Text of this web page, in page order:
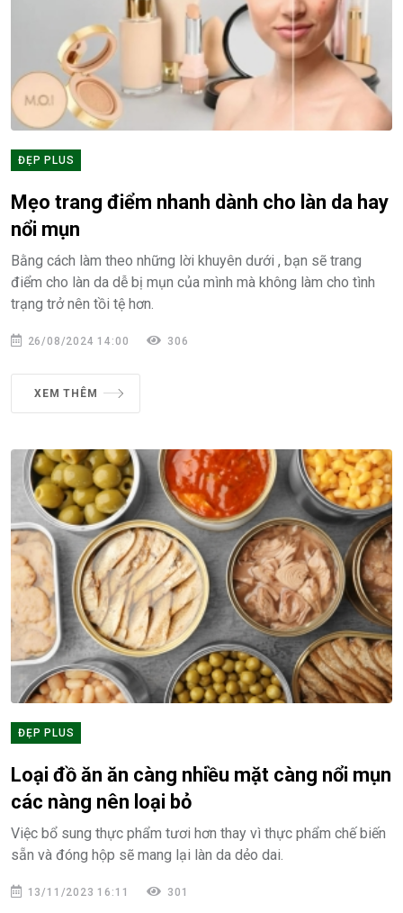
ĐẸP PLUS
Mẹo trang điểm nhanh dành cho làn da hay
nổi mụn
Bằng cách làm theo những lời khuyên dưới , bạn sẽ trang
điểm cho làn da dễ bị mụn của mình mà không làm cho tình
trạng trở nên tồi tệ hơn.
26/08/2024 14:00 306
XEM THÊM
ĐẸP PLUS
Loại đồ ăn ăn càng nhiều mặt càng nổi mụn
các nàng nên loại bỏ
Việc bổ sung thực phẩm tươi hơn thay vì thực phẩm chế biến
sẵn và đóng hộp sẽ mang lại làn da dẻo dai.
13/11/2023 16:11 301